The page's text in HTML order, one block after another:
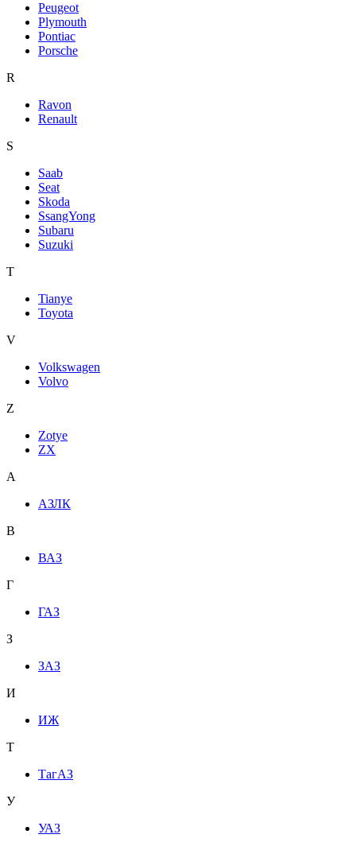
Peugeot
Plymouth
Pontiac
Porsche
R
Ravon
Renault
S
Saab
Seat
Skoda
SsangYong
Subaru
Suzuki
T
Tianye
Toyota
V
Volkswagen
Volvo
Z
Zotye
ZX
А
АЗЛК
В
ВАЗ
Г
ГАЗ
З
ЗАЗ
И
ИЖ
Т
ТагАЗ
У
УАЗ